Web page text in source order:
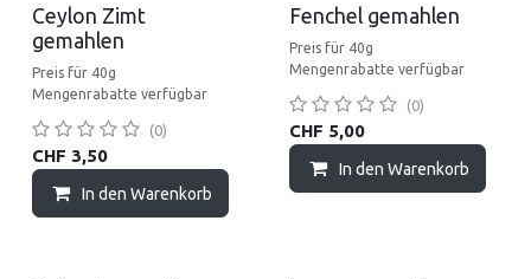
Ceylon Zimt
gemahlen
Preis für 40g
Mengenrabatte verfügbar
(0)
CHF 3,50
In den Warenkorb
Neu!
Fenchel gemahlen
Preis für 40g
Mengenrabatte verfügbar
(0)
CHF 5,00
In den Warenkorb